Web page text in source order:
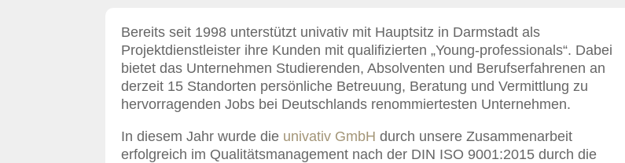
Bereits seit 1998 unterstützt univativ mit Hauptsitz in Darmstadt als
Projektdienstleister ihre Kunden mit qualifizierten „Young-professionals“. Dabei
bietet das Unternehmen Studierenden, Absolventen und Berufserfahrenen an
derzeit 15 Standorten persönliche Betreuung, Beratung und Vermittlung zu
hervorragenden Jobs bei Deutschlands renommiertesten Unternehmen.
In diesem Jahr wurde die univativ GmbH durch unsere Zusammenarbeit
erfolgreich im Qualitätsmanagement nach der DIN ISO 9001:2015 durch die